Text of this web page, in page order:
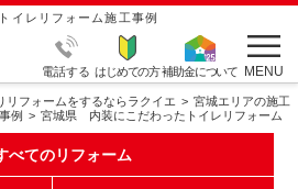
イレリフォーム施工事例
電話する はじめての方補助金について MENU
リフォームをするならラクイエ
宮城エリアの施工
事例
宮城県 内装にこだわったトイレリフォーム
べてのリフォーム